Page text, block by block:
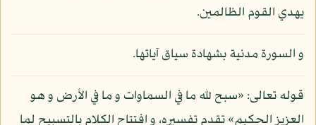
يهدي القوم الظالمين.
و السورة مدنية بشهادة سياق آياتها.
قوله تعالى: «سبح لله ما في السماوات و ما في الأرض و هو
العزيز الحكيم» تقدم تفسيره، و افتتاح الكلام بالتسبيح لما